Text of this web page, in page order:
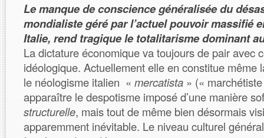
Le manque de conscience généralisée du
mondialiste géré par l’actuel pouvoir massifié
Italie, rend tragique le totalitarisme dominant
La dictature économique va toujours de pair avec
idéologique. Actuellement elle en constitue même
le néologisme italien « mercatista » («
apparaître le despotisme imposé d’une manière
structurelle, mais tout de même bien désormais
apparemment inévitable. Le niveau culturel